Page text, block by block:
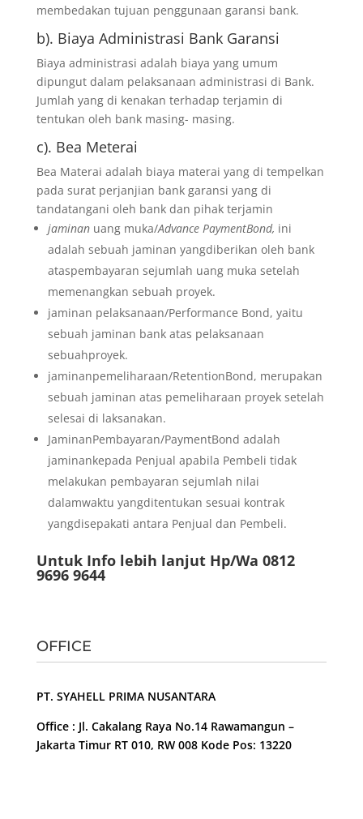
membedakan tujuan penggunaan garansi bank.
b). Biaya Administrasi Bank Garansi
Biaya administrasi adalah biaya yang umum
dipungut dalam pelaksanaan administrasi di Bank.
Jumlah yang di kenakan terhadap terjamin di
tentukan oleh bank masing- masing.
c). Bea Meterai
Bea Materai adalah biaya materai yang di tempelkan
pada surat perjanjian bank garansi yang di
tandatangani oleh bank dan pihak terjamin
jaminan uang muka/Advance PaymentBond, ini
adalah sebuah jaminan yangdiberikan oleh bank
ataspembayaran sejumlah uang muka setelah
memenangkan sebuah proyek.
jaminan pelaksanaan/Performance Bond, yaitu
sebuah jaminan bank atas pelaksanaan
sebuahproyek.
jaminanpemeliharaan/RetentionBond, merupakan
sebuah jaminan atas pemeliharaan proyek setelah
selesai di laksanakan.
JaminanPembayaran/PaymentBond adalah
jaminankepada Penjual apabila Pembeli tidak
melakukan pembayaran sejumlah nilai
dalamwaktu yangditentukan sesuai kontrak
yangdisepakati antara Penjual dan Pembeli.
Untuk Info lebih lanjut Hp/Wa 0812
9696 9644
OFFICE
PT. SYAHELL PRIMA NUSANTARA
Office : Jl. Cakalang Raya No.14 Rawamangun –
Jakarta Timur RT 010, RW 008 Kode Pos: 13220